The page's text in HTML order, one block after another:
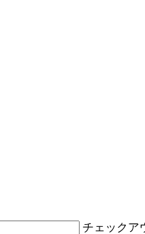
チェックア